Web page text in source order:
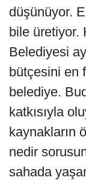
düşünüyor.
bile üretiyor.
Belediyesi
bütçesini en
belediye.
katkısıyla
kaynakların
nedir
sahada